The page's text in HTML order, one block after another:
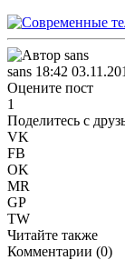
sans 18:42
Оцените пост
1
Поделитесь с
VK
FB
OK
MR
GP
TW
Читайте также
Комментарии (0)